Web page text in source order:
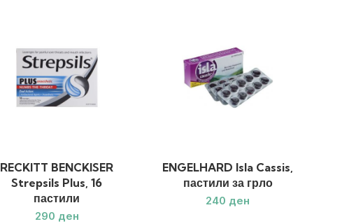
RECKITT BENCKISER
Strepsils Plus, 16
пастили
ден
ENGELHARD Isla Cassis,
пастили за грло
ден